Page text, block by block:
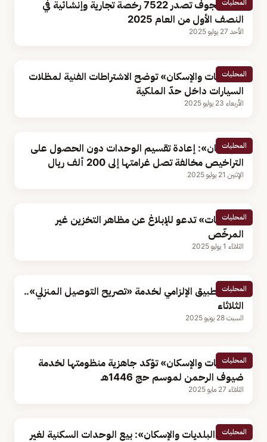
المحليات
أمانة الجوف تصدر 7522 رخصة تجارية وإنشائية في
النصف الأول من العام 2025
الأحد 27 يوليو 2025
المحليات
«البلديات والإسكان» توضح الاشتراطات الفنية لمظلات
السيارات داخل حدّ الملكية
الأربعاء 23 يوليو 2025
المحليات
«الإسكان»: إعادة تقسيم الوحدات دون الحصول على
التراخيص مخالفة تصل غرامتها إلى 200 ألف ريال
الإثنين 21 يوليو 2025
المحليات
«البلديات» تدعو للإبلاغ عن مظاهر التخزين غير
المرخّص
الثلاثاء 1 يوليو 2025
المحليات
بدء التطبيق الإلزامي لخدمة «تصريح التوصيل المنزلي»..
الثلاثاء
السبت 28 يونيو 2025
المحليات
«البلديات والإسكان» تؤكد جاهزية منظومتها لخدمة
ضيوف الرحمن لموسم حج 1446هـ
الثلاثاء 27 مايو 2025
المحليات
وكيل «البلديات والإسكان»: بيع الوحدات السكنية لغير